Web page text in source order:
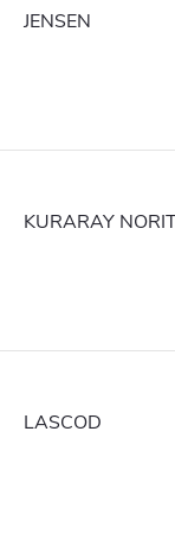
JENSEN
KURARAY
LASCOD